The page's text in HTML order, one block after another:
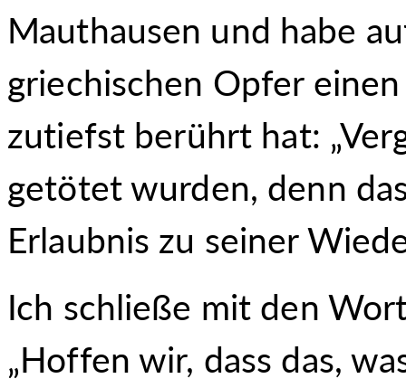
Mauthausen und habe
griechischen Opfer
zutiefst berührt hat:
getötet wurden, denn
Erlaubnis zu seiner
Ich schließe mit den
„Hoffen wir, dass das,